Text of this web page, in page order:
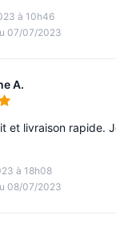
à 10h46
07/07/2023
A.
5
à 18h08
08/07/2023
et livraison rapide.